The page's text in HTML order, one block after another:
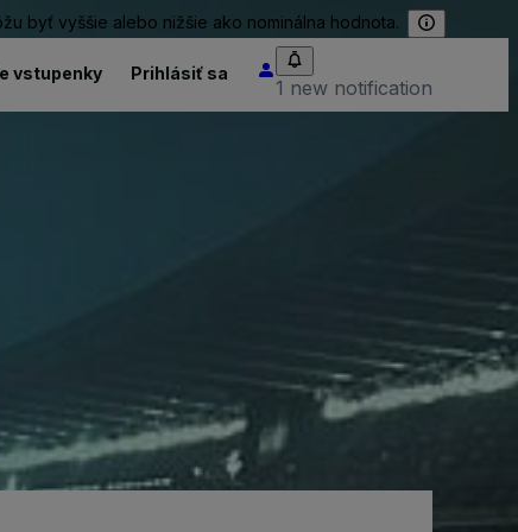
byť vyššie alebo nižšie ako nominálna hodnota.
vstupenky Prihlásiť sa
1 new notification